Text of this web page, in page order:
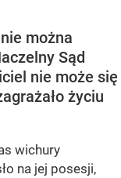
można
Sąd
nie może się
życiu
wichury
na jej posesji,